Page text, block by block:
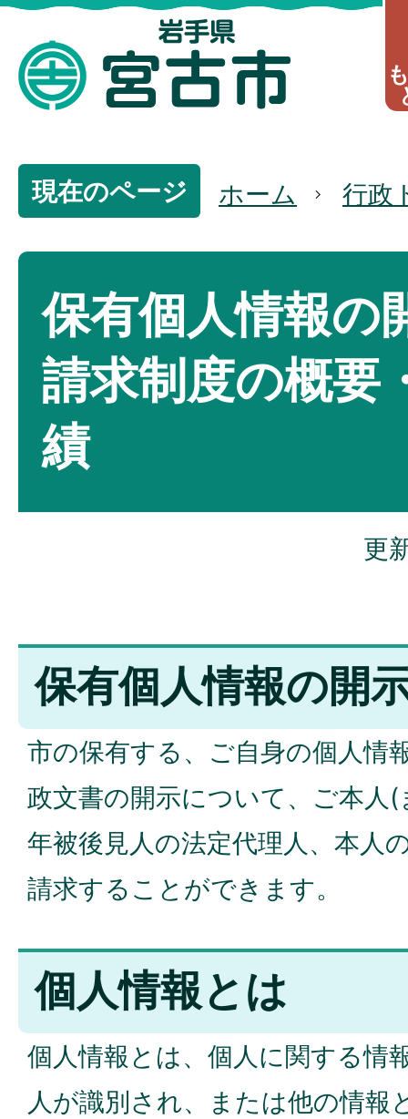
現在のページ ホーム 行政
保有個人情報の
請求制度の概要
績
更
保有個人情報の開
市の保有する、ご自身の個人情
政文書の開示について、ご本人
年被後見人の法定代理人、本人
請求することができます。
個人情報とは
個人情報とは、個人に関する情
人が識別され、または他の情報